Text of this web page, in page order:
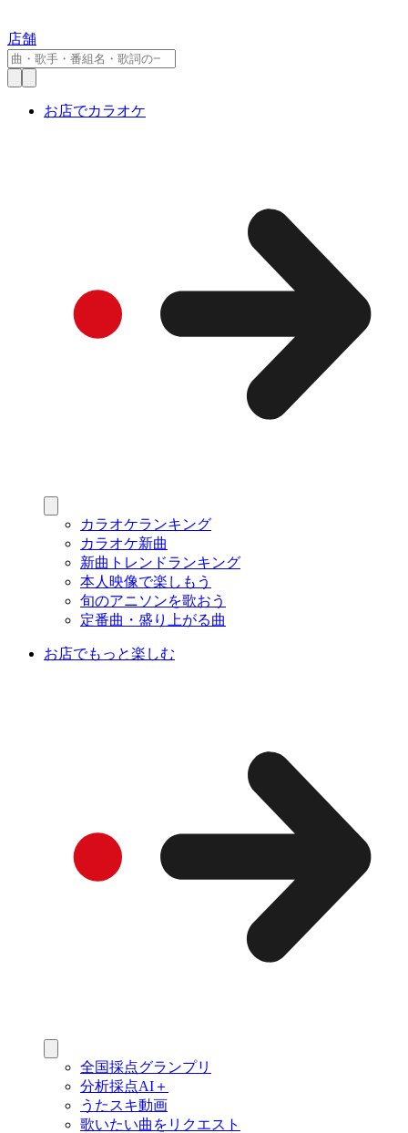
店舗
お店でカラオケ
カラオケランキング
カラオケ新曲
新曲トレンドランキング
本人映像で楽しもう
旬のアニソンを歌おう
定番曲・盛り上がる曲
お店でもっと楽しむ
全国採点グランプリ
分析採点AI＋
うたスキ動画
歌いたい曲をリクエスト